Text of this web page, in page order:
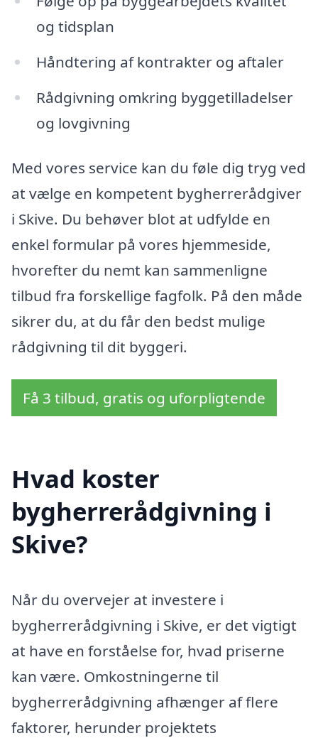
og tidsplan
Håndtering af kontrakter og aftaler
Rådgivning omkring byggetilladelser
og lovgivning
Med vores service kan du føle dig tryg ved
at vælge en kompetent bygherrerådgiver
i Skive. Du behøver blot at udfylde en
enkel formular på vores hjemmeside,
hvorefter du nemt kan sammenligne
tilbud fra forskellige fagfolk. På den måde
sikrer du, at du får den bedst mulige
rådgivning til dit byggeri.
Få 3 tilbud, gratis og uforpligtende
Hvad koster
bygherrerådgivning i
Skive?
Når du overvejer at investere i
bygherrerådgivning i Skive, er det vigtigt
at have en forståelse for, hvad priserne
kan være. Omkostningerne til
bygherrerådgivning afhænger af flere
faktorer, herunder projektets